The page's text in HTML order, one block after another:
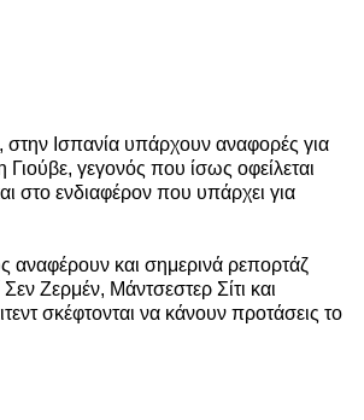
στην Ισπανία υπάρχουν αναφορές για
Γιούβε, γεγονός που ίσως οφείλεται
στο ενδιαφέρον που υπάρχει για
αναφέρουν και σημερινά ρεπορτάζ
Σεν Ζερμέν, Μάντσεστερ Σίτι και
σκέφτονται να κάνουν προτάσεις το